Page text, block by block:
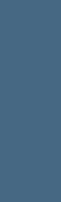
iš nesaugių
prašant
ir
priemones
LKD
siekdami, kad
Astravo AE
kol kas
– kalbėjo